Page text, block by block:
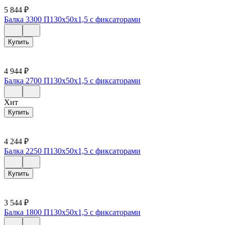
5 844 ₽
Балка 3300 П130х50х1,5 с фиксаторами
Купить
4 944 ₽
Балка 2700 П130х50х1,5 с фиксаторами
Хит
Купить
4 244 ₽
Балка 2250 П130х50х1,5 с фиксаторами
Купить
3 544 ₽
Балка 1800 П130х50х1,5 с фиксаторами